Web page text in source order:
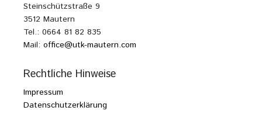
Steinschützstraße 9
3512 Mautern
Tel.: 0664 81 82 835
Mail: office@utk-mautern.com
Rechtliche Hinweise
Impressum
Datenschutzerklärung